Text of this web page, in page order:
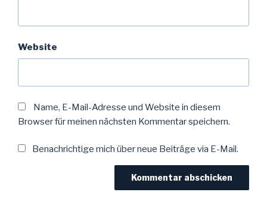
Website
Name, E-Mail-Adresse und Website in diesem
Browser für meinen nächsten Kommentar speichern.
Benachrichtige mich über neue Beiträge via E-Mail.